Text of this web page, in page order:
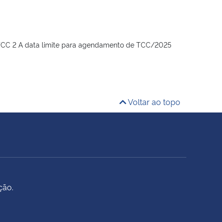
2 A data limite para agendamento de TCC/2025
Voltar ao topo